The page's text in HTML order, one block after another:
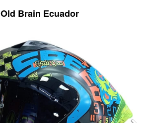
Old Brain Ecuador